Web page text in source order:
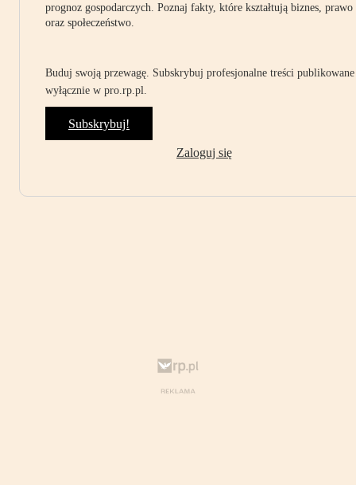
prognoz gospodarczych. Poznaj fakty, które kształtują biznes, prawo
oraz społeczeństwo.
Buduj swoją przewagę. Subskrybuj profesjonalne treści publikowane
wyłącznie w pro.rp.pl.
Subskrybuj!
Zaloguj się